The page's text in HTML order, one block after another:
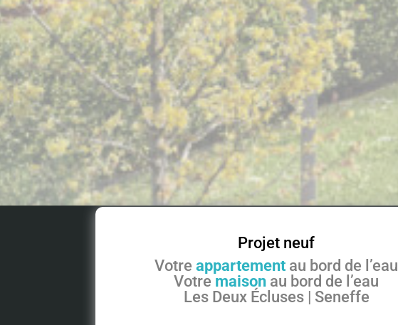
Projet neuf
Votreappartement au bord de l’eau
Votre maison au bord de l’eau
Les Deux Écluses | Seneffe